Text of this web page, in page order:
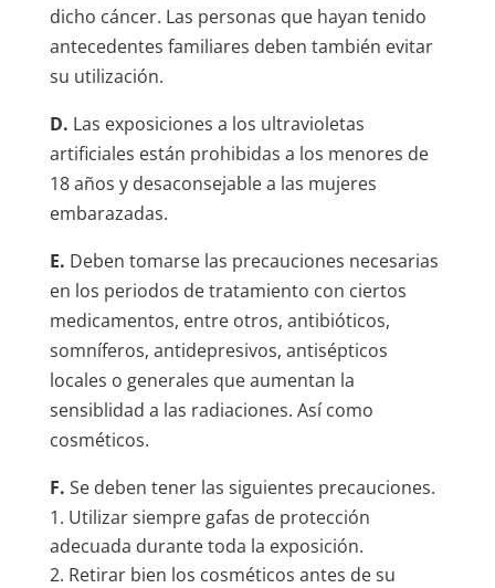
dicho cáncer. Las personas que hayan tenido
antecedentes familiares deben también evitar
su utilización.
D. Las exposiciones a los ultravioletas
artificiales están prohibidas a los menores de
18 años y desaconsejable a las mujeres
embarazadas.
E. Deben tomarse las precauciones necesarias
en los periodos de tratamiento con ciertos
medicamentos, entre otros, antibióticos,
somníferos, antidepresivos, antisépticos
locales o generales que aumentan la
sensiblidad a las radiaciones. Así como
cosméticos.
F. Se deben tener las siguientes precauciones.
Utilizar siempre gafas de protección
adecuada durante toda la exposición.
Retirar bien los cosméticos antes de su